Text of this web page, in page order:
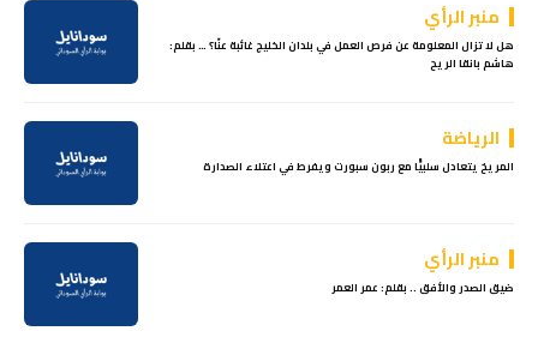
منبر الرأي
هل لا تزال المعلومة عن فرص العمل في بلدان الخليج غائبة عنّا؟ … بقلم:
هاشم بانقا الريح
الرياضة
المريخ يتعادل سلبيًّا مع ربون سبورت ويفرط في اعتلاء الصدارة
منبر الرأي
ضيق الصدر والأفق .. بقلم: عمر العمر